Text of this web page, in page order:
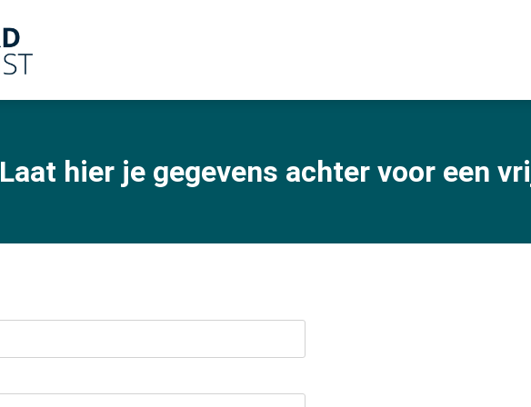
Laat hier je gegevens achter voor een